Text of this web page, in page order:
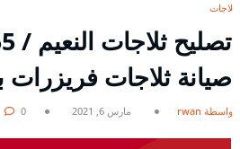
ثلاجات
صيانة ثلاجات فريزرات
بواسطة rwan مارس 6, 2021 0